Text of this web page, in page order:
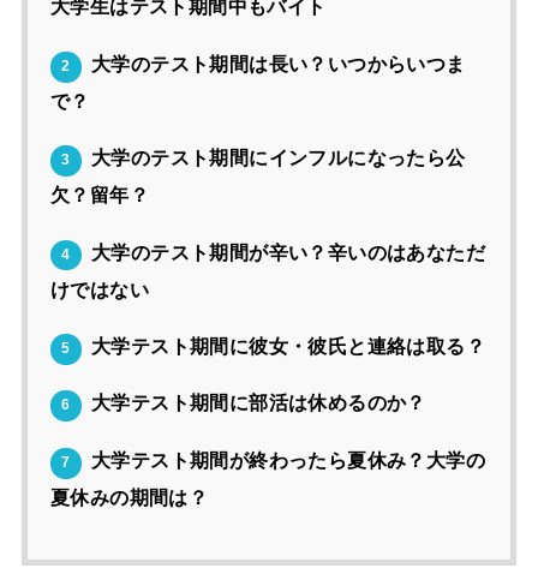
大学生はテスト期間中もバイト
2
大学のテスト期間は長い？いつからいつま
で？
3
大学のテスト期間にインフルになったら公
欠？留年？
4
大学のテスト期間が辛い？辛いのはあなただ
けではない
5 大学テスト期間に彼女・彼氏と連絡は取る？
6 大学テスト期間に部活は休めるのか？
7
大学テスト期間が終わったら夏休み？大学の
夏休みの期間は？